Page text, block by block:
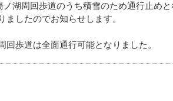
ノ湖周回歩道のうち積雪のため通行止め
ましたのでお知らせします。
回歩道は全面通行可能となりました。